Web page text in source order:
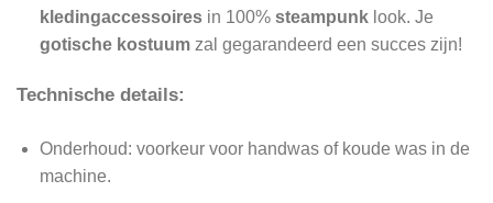
kledingaccessoiresin 100% steampunklook. Je
gotische kostuumzal gegarandeerd een succes zijn!
Technische details:
Onderhoud: voorkeur voor handwas of koude was in de
machine.